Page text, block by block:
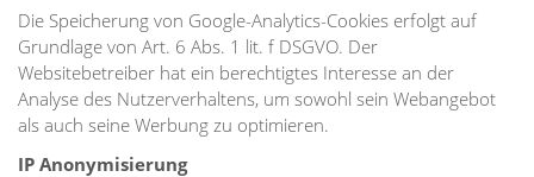
Die Speicherung von Google-Analytics-Cookies erfolgt auf
Grundlage von Art. 6 Abs. 1 lit. f DSGVO. Der
Websitebetreiber hat ein berechtigtes Interesse an der
Analyse des Nutzerverhaltens, um sowohl sein Webangebot
als auch seine Werbung zu optimieren.
IP Anonymisierung